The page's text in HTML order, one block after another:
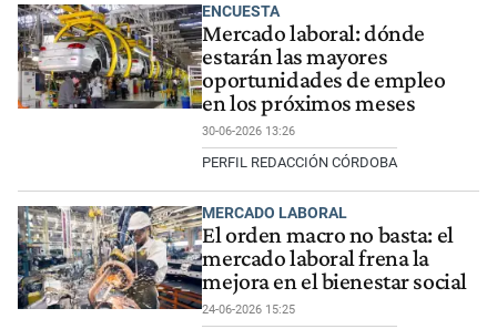
ENCUESTA
Mercado laboral: dónde
estarán las mayores
oportunidades de empleo
en los próximos meses
30-06-2026 13:26
PERFIL REDACCIÓN CÓRDOBA
MERCADO LABORAL
El orden macro no basta: el
mercado laboral frena la
mejora en el bienestar social
24-06-2026 15:25